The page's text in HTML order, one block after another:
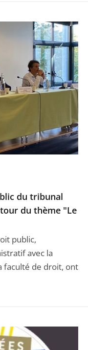
du tribunal
du thème "Le
public,
avec la
faculté de droit, ont